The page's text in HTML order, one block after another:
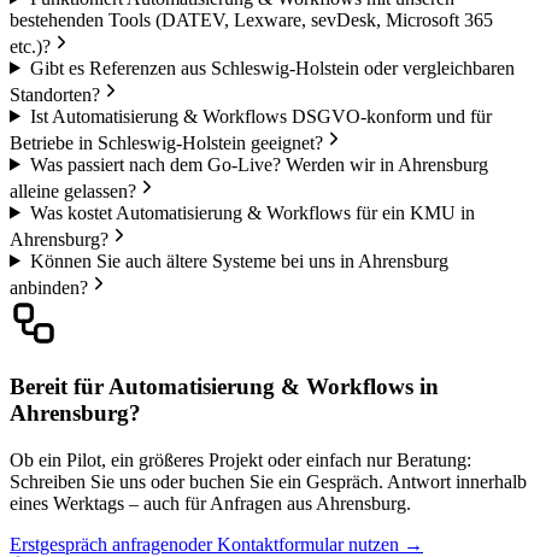
bestehenden Tools (DATEV, Lexware, sevDesk, Microsoft 365
etc.)?
Gibt es Referenzen aus Schleswig-Holstein oder vergleichbaren
Standorten?
Ist Automatisierung & Workflows DSGVO-konform und für
Betriebe in Schleswig-Holstein geeignet?
Was passiert nach dem Go-Live? Werden wir in Ahrensburg
alleine gelassen?
Was kostet Automatisierung & Workflows für ein KMU in
Ahrensburg?
Können Sie auch ältere Systeme bei uns in Ahrensburg
anbinden?
Bereit für Automatisierung & Workflows in
Ahrensburg?
Ob ein Pilot, ein größeres Projekt oder einfach nur Beratung:
Schreiben Sie uns oder buchen Sie ein Gespräch. Antwort innerhalb
eines Werktags – auch für Anfragen aus Ahrensburg.
Erstgespräch anfragenoder Kontaktformular nutzen →